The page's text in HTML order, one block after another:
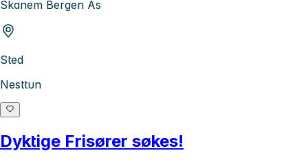
Skanem Bergen As
Sted
Nesttun
Dyktige Frisører søkes!